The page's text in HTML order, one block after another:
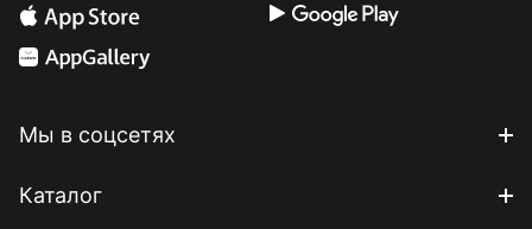
Мы в соцсетях
Каталог